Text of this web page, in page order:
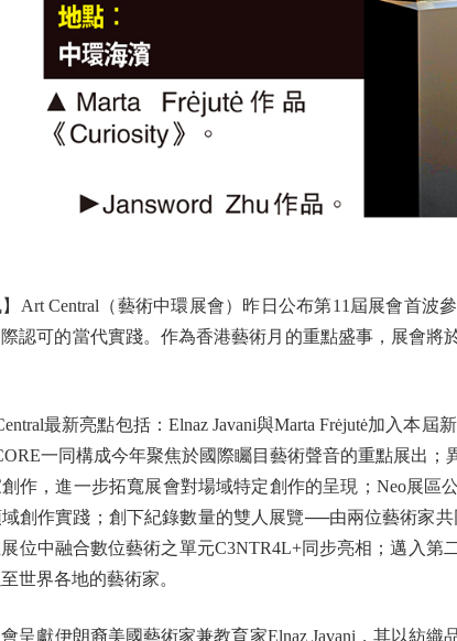
Central（藝術中環展會）昨日公布第11屆展會首波
認可的當代實踐。作為香港藝術月的重點盛事，展會將
最新亮點包括：Elnaz Javani與Marta Frėjutė加入本屆
一同構成今年聚焦於國際矚目藝術聲音的重點展出
作，進一步拓寬展會對場域特定創作的呈現；Neo展區
創作實踐；創下紀錄數量的雙人展覽──由兩位藝術家
位中融合數位藝術之單元C3NTR4L+同步亮相；邁入第
世界各地的藝術家。
獻伊朗裔美國藝術家兼教育家Elnaz Javani，其以紡織